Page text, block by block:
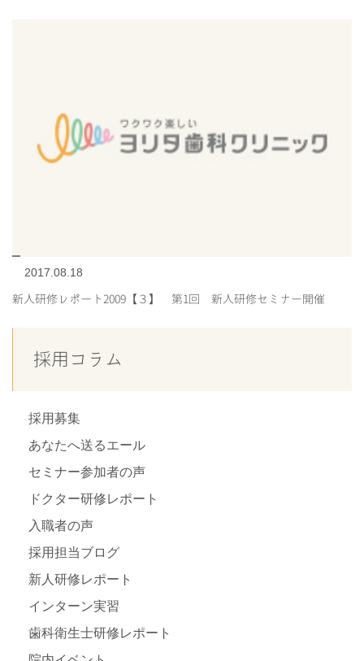
2017.08.18
新人研修レポート2009【３】 第1回 新人研修セミナー開催
採用コラム
採用募集
あなたへ送るエール
セミナー参加者の声
ドクター研修レポート
入職者の声
採用担当ブログ
新人研修レポート
インターン実習
歯科衛生士研修レポート